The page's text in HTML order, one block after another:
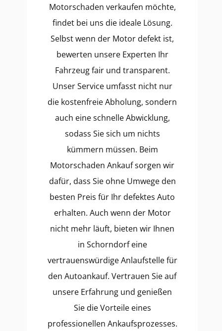
Motorschaden verkaufen möchte,
findet bei uns die ideale Lösung.
Selbst wenn der Motor defekt ist,
bewerten unsere Experten Ihr
Fahrzeug fair und transparent.
Unser Service umfasst nicht nur
die kostenfreie Abholung, sondern
auch eine schnelle Abwicklung,
sodass Sie sich um nichts
kümmern müssen. Beim
Motorschaden Ankauf sorgen wir
dafür, dass Sie ohne Umwege den
besten Preis für Ihr defektes Auto
erhalten. Auch wenn der Motor
nicht mehr läuft, bieten wir Ihnen
in Schorndorf eine
vertrauenswürdige Anlaufstelle für
den Autoankauf. Vertrauen Sie auf
unsere Erfahrung und genießen
Sie die Vorteile eines
professionellen Ankaufsprozesses.